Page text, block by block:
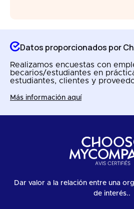
Datos proporcionados por
Realizamos encuestas con
becarios/estudiantes en
estudiantes, clientes y
Más información aquí
Dar valor a la relación entre una
de interés..